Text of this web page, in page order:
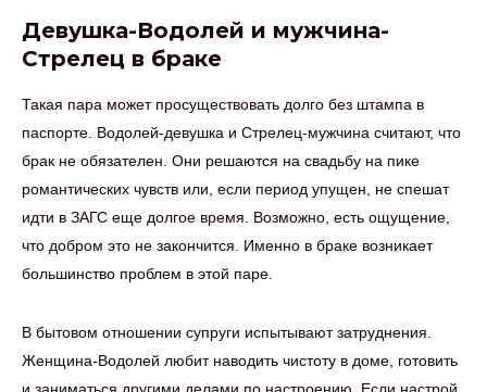
Девушка-Водолей и мужчина-
Стрелец в браке
Такая пара может просуществовать долго без штампа в
паспорте. Водолей-девушка и Стрелец-мужчина считают, что
брак не обязателен. Они решаются на свадьбу на пике
романтических чувств или, если период упущен, не спешат
идти в ЗАГС еще долгое время. Возможно, есть ощущение,
что добром это не закончится. Именно в браке возникает
большинство проблем в этой паре.
В бытовом отношении супруги испытывают затруднения.
Женщина-Водолей любит наводить чистоту в доме, готовить